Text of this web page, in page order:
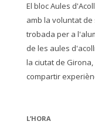
El bloc Aules
amb la voluntat
trobada per a
de les aules
la ciutat de
compartir
L’HORA